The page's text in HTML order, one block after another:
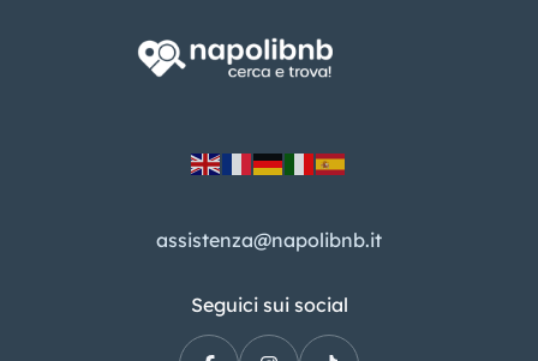
assistenza@napolibnb.it
Seguici sui social